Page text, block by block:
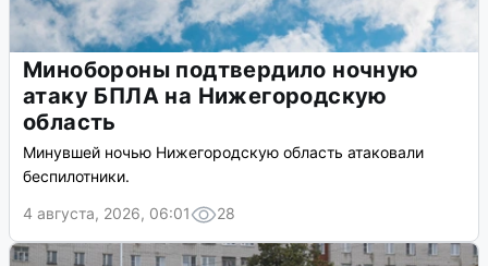
Минобороны подтвердило ночную
атаку БПЛА на Нижегородскую
область
Минувшей ночью Нижегородскую область атаковали
беспилотники.
4 августа, 2026, 06:01
28